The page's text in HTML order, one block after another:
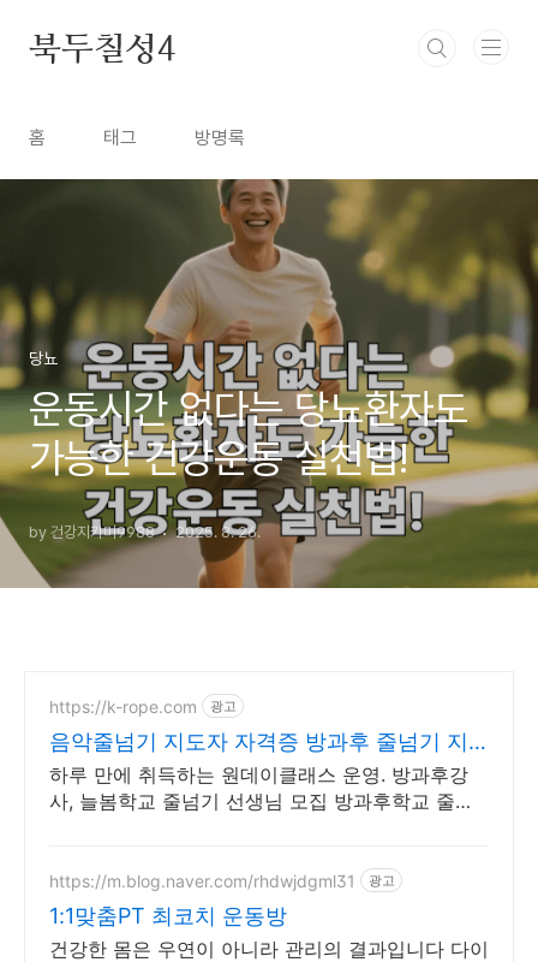
북두칠성4
홈 태그 방명록
당뇨
운동시간 없다는 당뇨환자도
가능한 건강운동 실천법!
by 건강지키미9988 2025. 8. 26.
https://k-rope.com 광고
음악줄넘기 지도자 자격증 방과후 줄넘기 지
도자 양성
하루 만에 취득하는 원데이클래스 운영. 방과후강
사, 늘봄학교 줄넘기 선생님 모집 방과후학교 줄넘
https://m.blog.naver.com/rhdwjdgml31 광고
1:1맞춤PT 최코치 운동방
건강한 몸은 우연이 아니라 관리의 결과입니다 다이